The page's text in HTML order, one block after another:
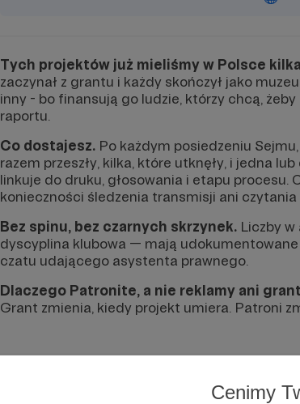
Cenimy
Tych projektów już mieliśmy w Polsce
zaczynał z grantu i każdy skończył jako
inny - bo finansują go ludzie, którzy chcą,
raportu.
Co dostajesz. Po każdym posiedzeniu
razem przeszły, kilka, które utknęły, i jedna
linkuje do druku, głosowania i etapu procesu.
konieczności śledzenia transmisji ani czytania
Bez spinu, bez czarnych skrzynek. Liczby w
dyscyplina klubowa — mają udokumentowane
czatu udającego asystenta prawnego.
Dlaczego Patronite, a nie reklamy ani
Grant zmienia, kiedy projekt umiera. Patroni